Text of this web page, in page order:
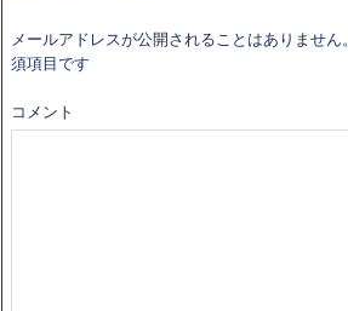
メールアドレスが公開されることはありません。
須項目です
コメント